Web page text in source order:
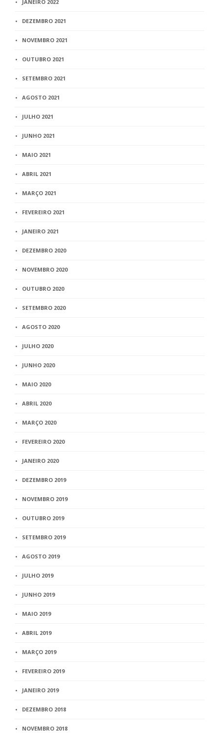
JANEIRO 2022
DEZEMBRO 2021
NOVEMBRO 2021
OUTUBRO 2021
SETEMBRO 2021
AGOSTO 2021
JULHO 2021
JUNHO 2021
MAIO 2021
ABRIL 2021
MARÇO 2021
FEVEREIRO 2021
JANEIRO 2021
DEZEMBRO 2020
NOVEMBRO 2020
OUTUBRO 2020
SETEMBRO 2020
AGOSTO 2020
JULHO 2020
JUNHO 2020
MAIO 2020
ABRIL 2020
MARÇO 2020
FEVEREIRO 2020
JANEIRO 2020
DEZEMBRO 2019
NOVEMBRO 2019
OUTUBRO 2019
SETEMBRO 2019
AGOSTO 2019
JULHO 2019
JUNHO 2019
MAIO 2019
ABRIL 2019
MARÇO 2019
FEVEREIRO 2019
JANEIRO 2019
DEZEMBRO 2018
NOVEMBRO 2018